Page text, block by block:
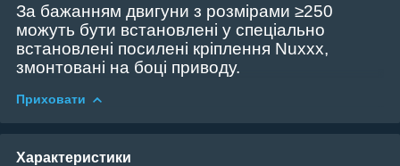
За бажанням двигуни з розмірами ≥250
можуть бути встановлені у спеціально
встановлені посилені кріплення Nuxxx,
змонтовані на боці приводу.
Приховати
Характеристики